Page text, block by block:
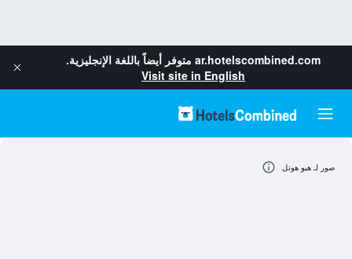
ar.hotelscombined.com متوفر أيضاً باللغة الإنجليزية.
Visit site in English
صور لـ هيو هوتل